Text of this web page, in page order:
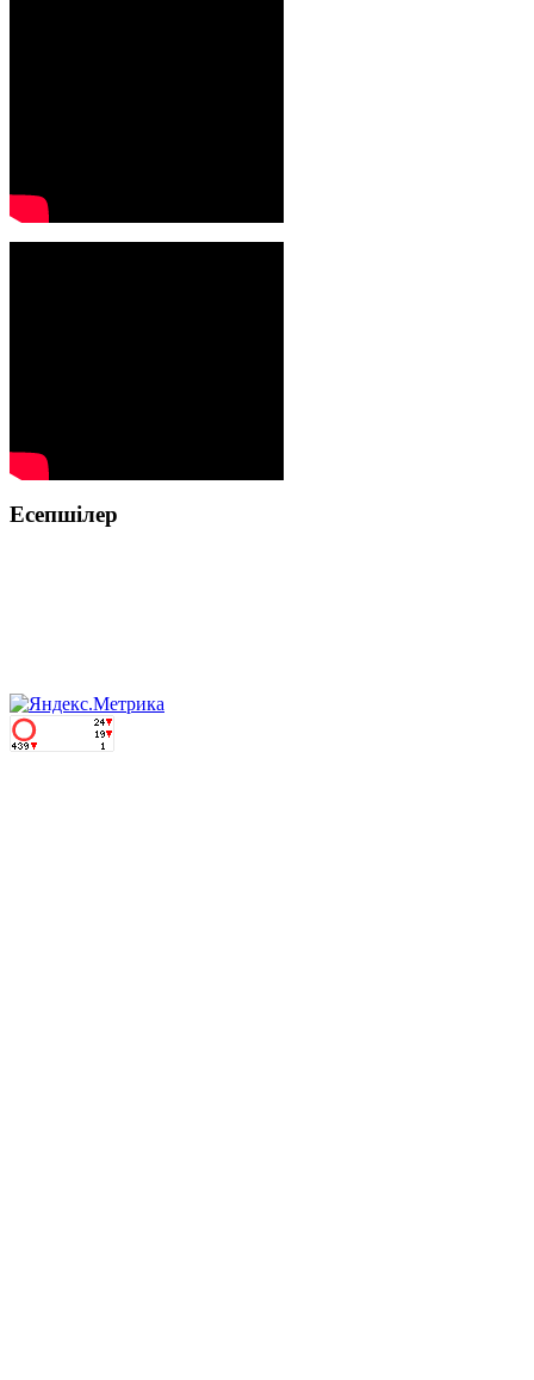
Есепшілер